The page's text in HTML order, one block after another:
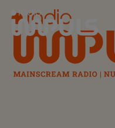
Radio Impuls